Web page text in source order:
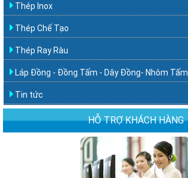
Thép Inox
Thép Chế Tạo
Thép Ray Ràu
Láp Đồng - Đồng Tấm - Dây Đồng- Nhôm Tấm
Tin tức
HỖ TRỢ KHÁCH HÀNG